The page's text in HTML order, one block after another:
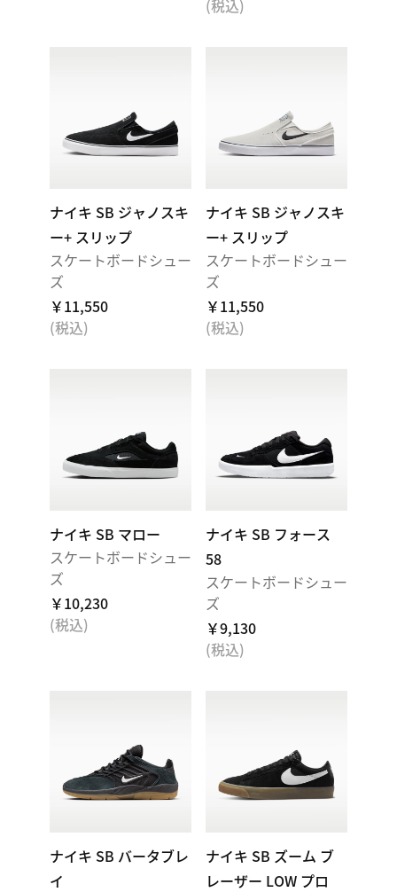
(税込)
ナイキ SB ジャノスキ
ー+ スリップ
スケートボードシュー
ズ
￥11,550
(税込)
ナイキ SB ジャノスキ
ー+ スリップ
スケートボードシュー
ズ
￥11,550
(税込)
ナイキ SB マロー
スケートボードシュー
ズ
￥10,230
(税込)
ナイキ SB フォース
58
スケートボードシュー
ズ
￥9,130
(税込)
ナイキ SB バータブレ
イ
ナイキ SB ズーム ブ
レーザー LOW プロ